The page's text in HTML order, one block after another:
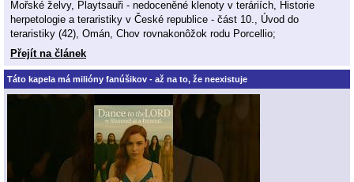
Mořské želvy, Playtsauři - nedoceněné klenoty v teráriích, Historie
herpetologie a teraristiky v České republice - část 10., Úvod do
teraristiky (42), Omán, Chov rovnakonôžok rodu Porcellio;
Přejít na článek
Táto kapela má milióny fanúšikov - až na to, že neexistuje